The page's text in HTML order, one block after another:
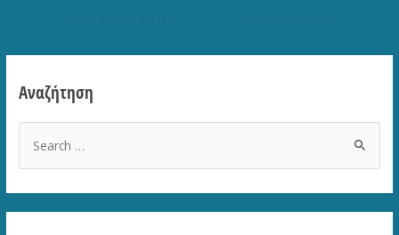
Αναζήτηση